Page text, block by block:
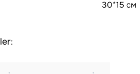
30*15 см